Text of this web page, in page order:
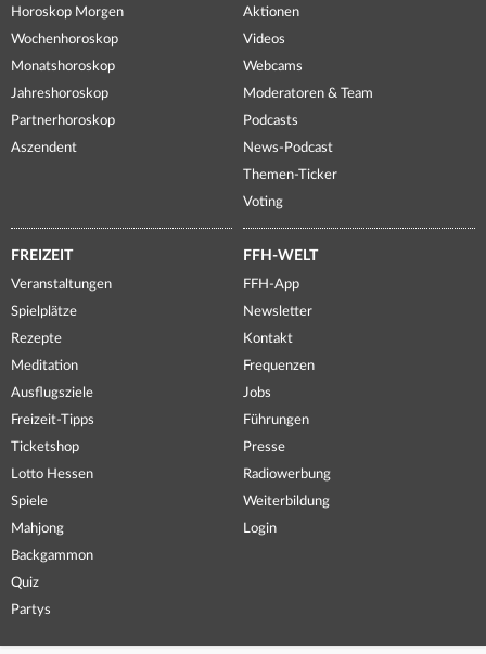
Horoskop Morgen
Wochenhoroskop
Monatshoroskop
Jahreshoroskop
Partnerhoroskop
Aszendent
Aktionen
Videos
Webcams
Moderatoren & Team
Podcasts
News-Podcast
Themen-Ticker
Voting
FREIZEIT
Veranstaltungen
Spielplätze
Rezepte
Meditation
Ausflugsziele
Freizeit-Tipps
Ticketshop
Lotto Hessen
Spiele
Mahjong
Backgammon
Quiz
Partys
FFH-WELT
FFH-App
Newsletter
Kontakt
Frequenzen
Jobs
Führungen
Presse
Radiowerbung
Weiterbildung
Login